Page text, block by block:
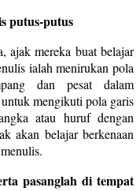
putus-putus
ajak mereka buat belajar
ialah menirukan pola
dan pesat dalam
mengikuti pola garis
atau huruf dengan
akan belajar berkenaan
pasanglah di tempat